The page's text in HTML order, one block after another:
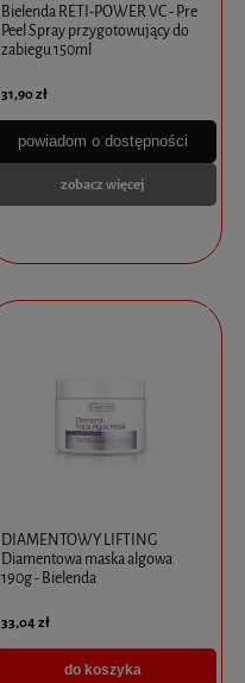
Bielenda RETI-POWER VC - Pre
Peel Spray przygotowujący do
zabiegu 150ml
31,90 zł
powiadom o dostępności
zobacz więcej
DIAMENTOWY LIFTING
Diamentowa maska algowa
190g - Bielenda
33,04 zł
do koszyka